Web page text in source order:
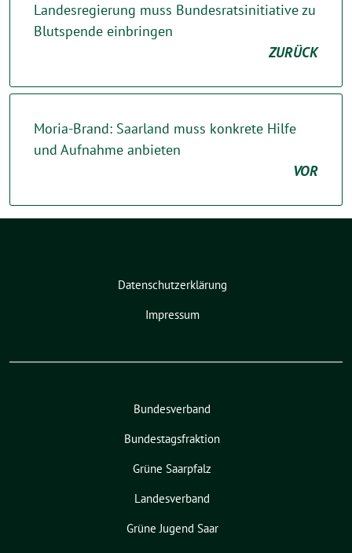
Landesregierung muss Bundesratsinitiative zu
Blutspende einbringen
ZURÜCK
Moria-Brand: Saarland muss konkrete Hilfe
und Aufnahme anbieten
VOR
Datenschutzerklärung
Impressum
Bundesverband
Bundestagsfraktion
Grüne Saarpfalz
Landesverband
Grüne Jugend Saar